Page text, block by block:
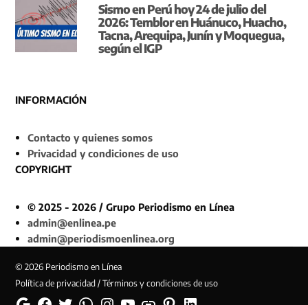
Sismo en Perú hoy 24 de julio del
2026: Temblor en Huánuco, Huacho,
Tacna, Arequipa, Junín y Moquegua,
según el IGP
INFORMACIÓN
Contacto y quienes somos
Privacidad y condiciones de uso
COPYRIGHT
© 2025 - 2026 / Grupo Periodismo en Línea
admin@enlinea.pe
admin@periodismoenlinea.org
© 2026 Periodismo en Línea
Política de privacidad / Términos y condiciones de uso
GoogleFacebookTwitterWhatsappInstagramYouTubeWeb PinterestLinkedin